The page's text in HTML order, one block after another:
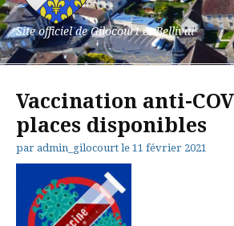
Site officiel de Gilocourt et Bellival
Vaccination anti-
places disponibles
par admin_gilocourt le 11 février 2021